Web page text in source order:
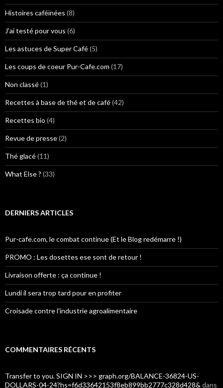
Histoires caféïnées (8)
J'ai testé pour vous (6)
Les astuces de Super Café(5)
Les coups de coeur Pur-Cafe.com (17)
Non classé(1)
Recettes à base de thé et de café(42)
Recettes bio (4)
Revue de presse(2)
Thé glacé(11)
What Else ? (33)
DERNIERS ARTICLES
Pur-cafe.com, le combat continue (Et le Blog redémarre !)
PROMO : Les dosettes ese sont de retour !
Livraison offerte : ça continue !
Lundi il sera trop tard pour en profiter
Croisade contre l'industrie agroalimentaire
COMMENTAIRES RÉCENTS
Transfer to you. SIGN IN >>> graph.org/BALANCE-36824-US-
DOLLARS-04-24?hs=f6d33642153f8eb899bb2777c328d428& dans